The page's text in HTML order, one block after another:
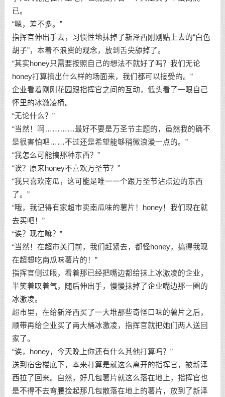
已。
“嗯，差不多。”
指挥官伸出手去，习惯性地抹掉了新泽西刚刚贴上去的“白色
胡子”，本着不浪费的观念，放到舌尖舔掉了。
“其实honey只需要按照自己的想法不就好了吗？我们无论
honey打算搞出什么样的场面来，我们都可以接受的。”
企业看着刚刚花园跟指挥官之间的互动，低头看了一眼自己
怀里的冰激凌桶。
“无论什么？”
“当然！啊…………最好不要是万圣节主题的，虽然我的确不
是很害怕吧……不过还是希望能够稍微浪漫一点的。”
“我怎么可能搞那种东西？”
“诶？原来honey不喜欢万圣节？”
“我只喜欢南瓜，这可能是唯一一个跟万圣节沾点边的东西
了。”
“哦，我记得有家超市卖南瓜味的薯片！honey！我们现在就
去买吧！”
“诶？现在嘛？”
“当然！在超市关门前，我们赶紧去，都怪honey，搞得我现
在超想吃南瓜味薯片的！”
指挥官侧过眼，看着那已经把嘴边都给抹上冰激凌的企业，
半笑着叹着气，随后伸出手，慢慢抹掉了企业嘴边那一圈的
冰激凌。
超市里，在给新泽西买了一大堆那些奇怪口味的薯片之后，
顺带再给企业买了两大桶冰激凌，指挥官就把她们两人送回
家了。
“诶，honey，今天晚上你还有什么其他打算吗？”
送到宿舍楼底下，本来打算是就这么离开的指挥官，被新泽
西拉了回来。自然，好几包薯片就这么落在地上，指挥官也
是不得不去弯腰捡起那几包散落在地上的薯片，放到了新泽